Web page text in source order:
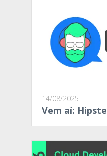
14/08/2025
Vem aí: